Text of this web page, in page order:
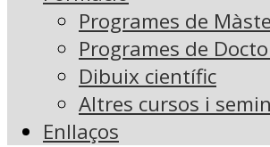
Programes de
Programes de
Dibuix científic
Altres cursos i
Enllaços